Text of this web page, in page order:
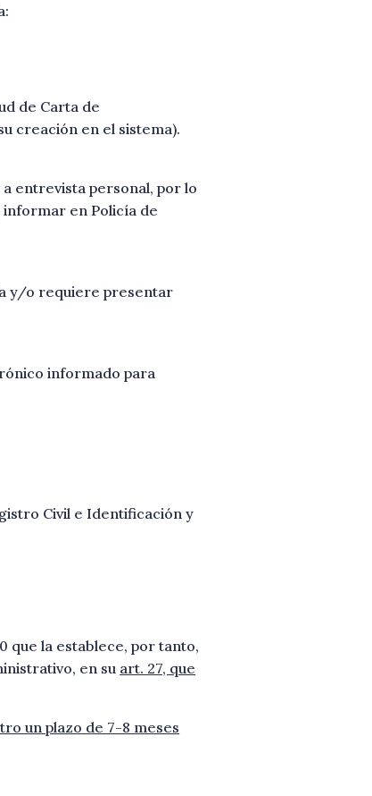
de Carta de
creación en el sistema).
entrevista personal, por lo
informar en Policía de
y/o requiere presentar
informado para
Civil e Identificación y
que la establece, por tanto,
en su art. 27, que
un plazo de 7-8 meses